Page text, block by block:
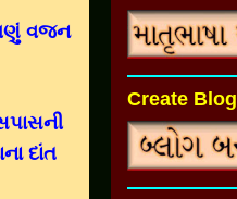
વજન
દાંત
Create Blog